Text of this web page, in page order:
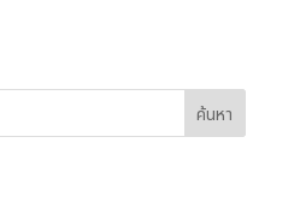
ค้นหา